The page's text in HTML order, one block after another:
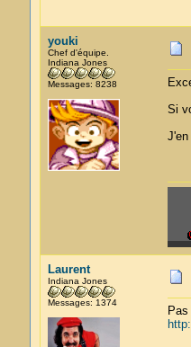
youki
Chef d'équipe.
Indiana Jones
Messages: 8238
Si
J'en
Laurent
Indiana Jones
Messages: 1374